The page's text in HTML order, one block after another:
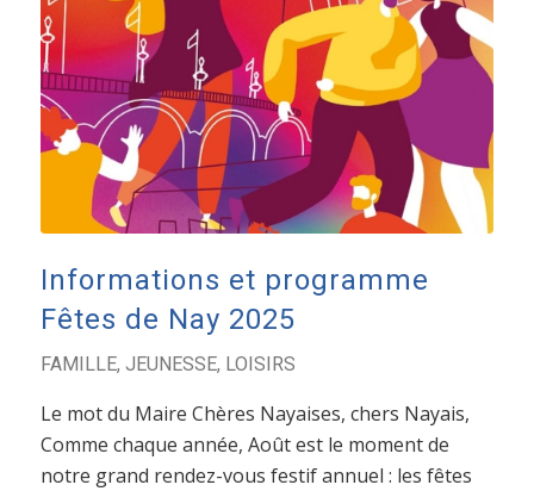
Informations et programme
Fêtes de Nay 2025
FAMILLE, JEUNESSE, LOISIRS
Le mot du Maire Chères Nayaises, chers Nayais,
Comme chaque année, Août est le moment de
notre grand rendez-vous festif annuel : les fêtes